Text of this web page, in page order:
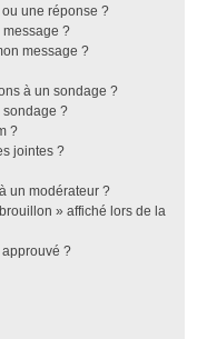
une réponse ?
?
message ?
à un sondage ?
sondage ?
?
jointes ?
un modérateur ?
» affiché lors de la
approuvé ?